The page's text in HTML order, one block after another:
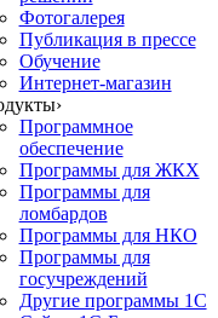
Фотогалерея
Публикация в прессе
Обучение
Интернет-магазин
›
Программное
обеспечение
Программы для ЖКХ
Программы для
ломбардов
Программы для НКО
Программы для
госучреждений
Другие программы 1С